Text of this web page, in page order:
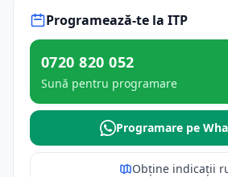
Programează-te la ITP
0720 820 052
Sună pentru programare
Programare pe
Obține indicații